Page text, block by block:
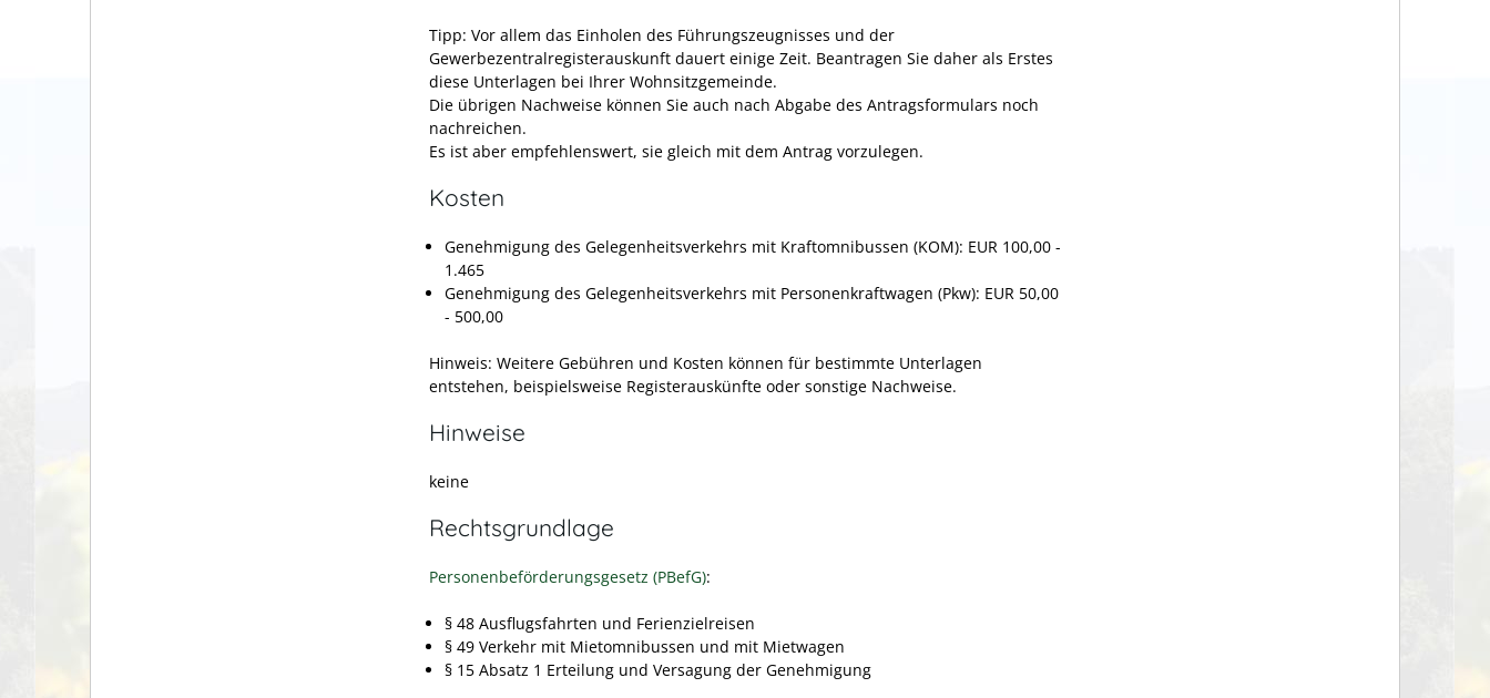
Tipp: Vor allem das Einholen des Führungszeugnisses und der
Gewerbezentralregisterauskunft dauert einige Zeit. Beantragen Sie daher als Erstes
diese Unterlagen bei Ihrer Wohnsitzgemeinde.
Die übrigen Nachweise können Sie auch nach Abgabe des Antragsformulars noch
nachreichen.
Es ist aber empfehlenswert, sie gleich mit dem Antrag vorzulegen.
Kosten
Genehmigung des Gelegenheitsverkehrs mit Kraftomnibussen (KOM): EUR 100,00 -
1.465
Genehmigung des Gelegenheitsverkehrs mit Personenkraftwagen (Pkw): EUR 50,00
- 500,00
Hinweis: Weitere Gebühren und Kosten können für bestimmte Unterlagen
entstehen, beispielsweise Registerauskünfte oder sonstige Nachweise.
Hinweise
keine
Rechtsgrundlage
Personenbeförderungsgesetz (PBefG):
§ 48 Ausflugsfahrten und Ferienzielreisen
§ 49 Verkehr mit Mietomnibussen und mit Mietwagen
§ 15 Absatz 1 Erteilung und Versagung der Genehmigung